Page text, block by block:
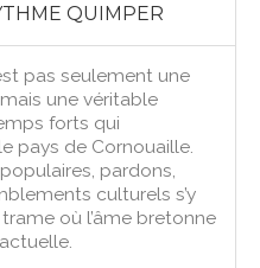
QUIMPER
pas seulement une
une véritable
forts qui
pays de Cornouaille.
pardons,
culturels s’y
où l’âme bretonne